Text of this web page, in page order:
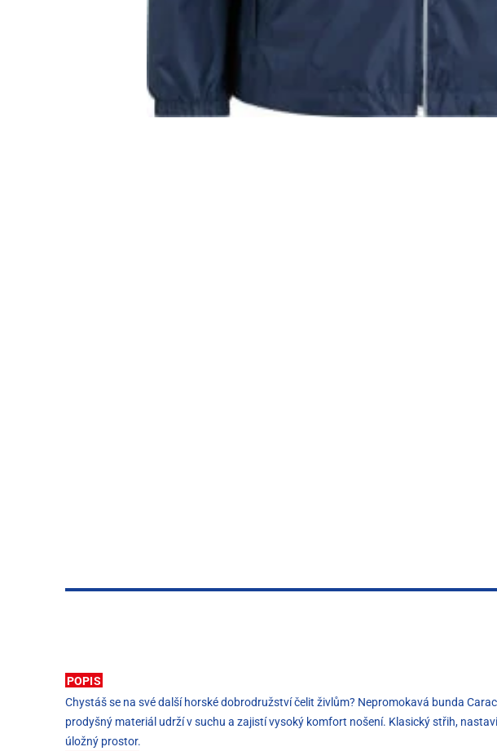
POPIS
Chystáš se na své další horské dobrodružství čelit živlům? Nepromokavá bunda
prodyšný materiál udrží v suchu a zajistí vysoký komfort nošení. Klasický střih,
úložný prostor.